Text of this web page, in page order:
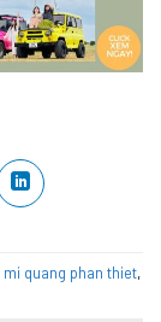
mi quang phan thiet,